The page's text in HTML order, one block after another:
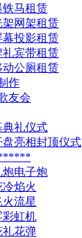
铁马租赁
架网架租赁
投影租赁
礼宾带租赁
动公厕租赁
作
友会
典礼仪式
盘亮相封顶仪式
电子炮
焰火
火流星
彩虹机
礼花弹